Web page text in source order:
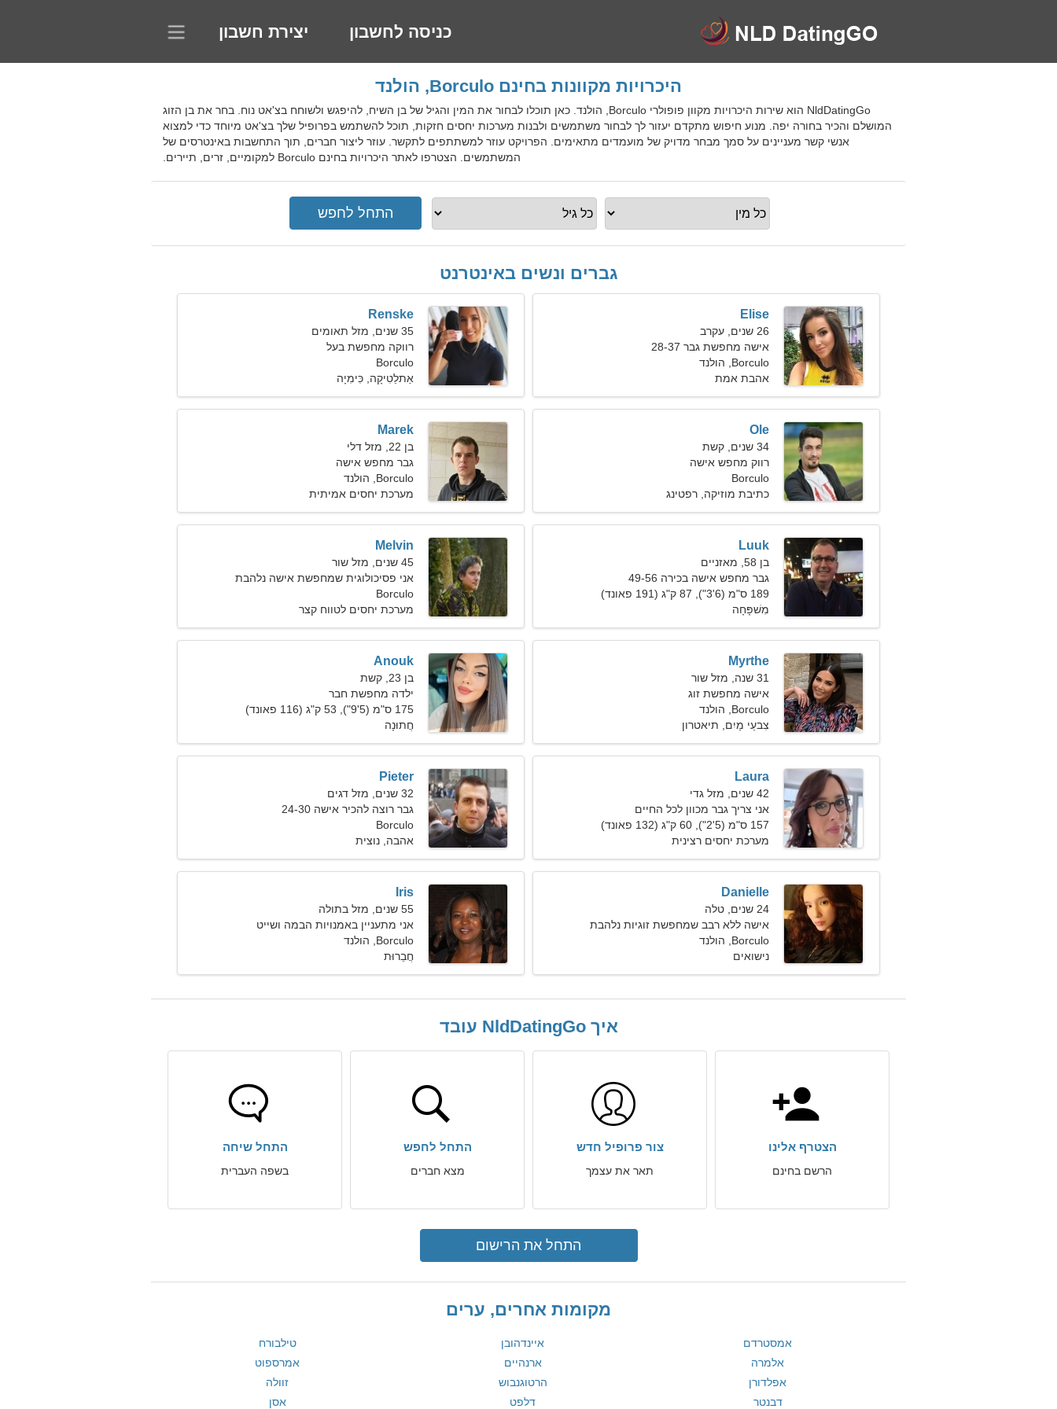
כניסה לחשבון יצירת חשבון
היכרויות מקוונות בחינם Borculo, הולנד
NldDatingGo הוא שירות היכרויות מקוון פופולרי Borculo, הולנד. כאן תוכלו לבחור את המין והגיל של בן השיח, להיפגש ולשוחח בצ'אט נוח. בחר את בן הזוג
המושלם והכיר בחורה יפה. מנוע חיפוש מתקדם יעזור לך לבחור משתמשים ולבנות מערכות יחסים חזקות, תוכל להשתמש בפרופיל שלך בצ'אט מיוחד כדי למצוא
אנשי קשר מעניינים על סמך מבחר מדויק של מועמדים מתאימים. הפרויקט עוזר למשתתפים לתקשר. עוזר ליצור חברים, תוך התחשבות באינטרסים של
המשתמשים. הצטרפו לאתר היכרויות בחינם Borculo למקומיים, זרים, תיירים.
גברים ונשים באינטרנט
Elise
26 שנים, עקרב
אישה מחפשת גבר 28-37
Borculo, הולנד
אהבת אמת
Renske
35 שנים, מזל תאומים
רווקה מחפשת בעל
Borculo
אַתלֵטִיקָה, כִּימִיָה
Ole
34 שנים, קשת
רווק מחפש אישה
Borculo
כתיבת מוזיקה, רפטינג
Marek
בן 22, מזל דלי
גבר מחפש אישה
Borculo, הולנד
מערכת יחסים אמיתית
Luuk
בן 58, מאזניים
גבר מחפש אישה בכירה 49-56
189 ס"מ (6'3"), 87 ק"ג (191 פאונד)
מִשׁפָּחָה
Melvin
45 שנים, מזל שור
אני פסיכולוגית שמחפשת אישה נלהבת
Borculo
מערכת יחסים לטווח קצר
Myrthe
31 שנה, מזל שור
אישה מחפשת זוג
Borculo, הולנד
צִבעֵי מַיִם, תיאטרון
Anouk
בן 23, קשת
ילדה מחפשת חבר
175 ס"מ (5'9"), 53 ק"ג (116 פאונד)
חֲתוּנָה
Laura
42 שנים, מזל גדי
אני צריך גבר מכוון לכל החיים
157 ס"מ (5'2"), 60 ק"ג (132 פאונד)
מערכת יחסים רצינית
Pieter
32 שנים, מזל דגים
גבר רוצה להכיר אישה 24-30
Borculo
אהבה, נוצית
Danielle
24 שנים, טלה
אישה ללא רבב שמחפשת זוגיות נלהבת
Borculo, הולנד
נישואים
Iris
55 שנים, מזל בתולה
אני מתעניין באמנויות הבמה ושייט
Borculo, הולנד
חֲבֵרוּת
איך NldDatingGo עובד
הצטרף אלינו
הרשם בחינם
צור פרופיל חדש
תאר את עצמך
התחל לחפש
מצא חברים
התחל שיחה
בשפה העברית
התחל את הרישום
מקומות אחרים, ערים
אמסטרדם איינדהובן
טילבורח
אלמרה
ארנהיים
אמרספוט
אפלדורן
הרטוגנבוש
זוולה
דבנטר
דלפט אסן